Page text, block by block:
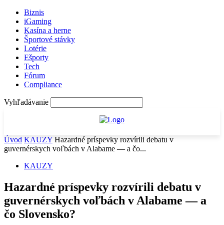
Biznis
iGaming
Kasína a herne
Športové stávky
Lotérie
Ešporty
Tech
Fórum
Compliance
Vyhľadávanie
Úvod KAUZY Hazardné príspevky rozvírili debatu v
guvernérskych voľbách v Alabame — a čo...
KAUZY
Hazardné príspevky rozvírili debatu v
guvernérskych voľbách v Alabame — a
čo Slovensko?